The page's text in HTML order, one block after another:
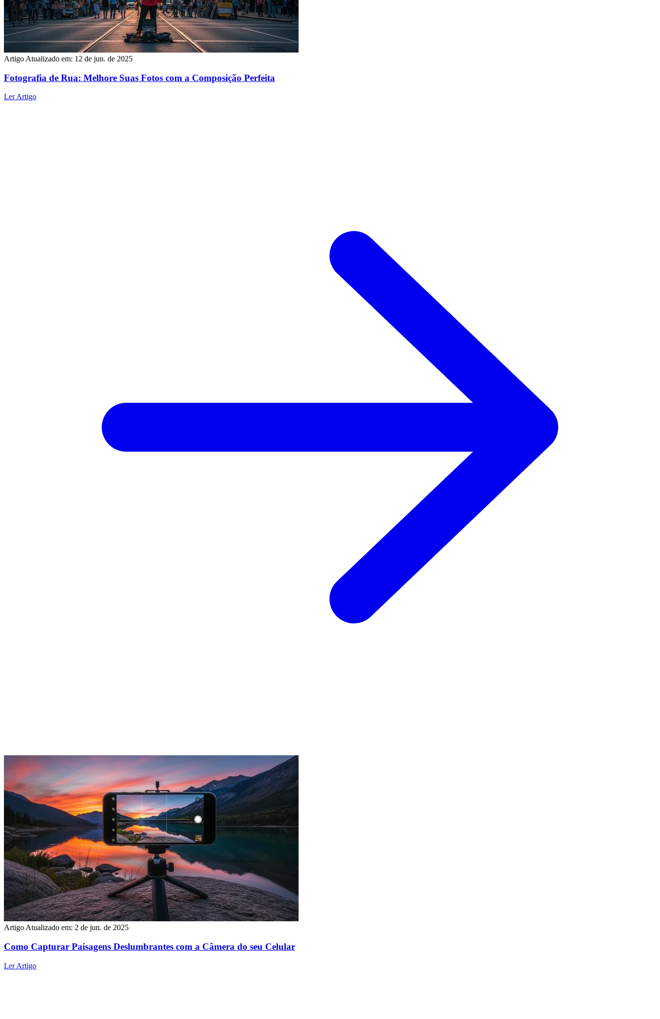
Artigo Atualizado em: 12 de jun. de 2025
Fotografia de Rua: Melhore Suas Fotos com a Composição Perfeita
Ler Artigo
Artigo Atualizado em: 2 de jun. de 2025
Como Capturar Paisagens Deslumbrantes com a Câmera do seu Celular
Ler Artigo